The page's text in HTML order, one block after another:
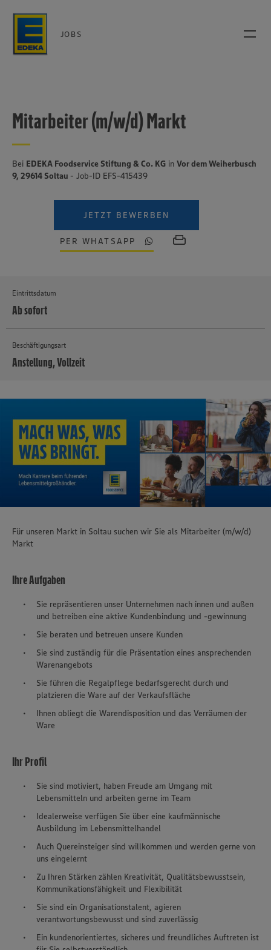
JOBS
Mitarbeiter (m/w/d) Markt
Bei EDEKA Foodservice Stiftung & Co. KG in Vor dem Weiherbusch
9, 29614 Soltau - Job-ID EFS-415439
JETZT BEWERBEN
PER WHATSAPP
Eintrittsdatum
Ab sofort
Beschäftigungsart
Anstellung, Vollzeit
Für unseren Markt in Soltau suchen wir Sie als Mitarbeiter (m/w/d)
Markt
Ihre Aufgaben
Sie repräsentieren unser Unternehmen nach innen und außen
und betreiben eine aktive Kundenbindung und -gewinnung
Sie beraten und betreuen unsere Kunden
Sie sind zuständig für die Präsentation eines ansprechenden
Warenangebots
Sie führen die Regalpflege bedarfsgerecht durch und
platzieren die Ware auf der Verkaufsfläche
Ihnen obliegt die Warendisposition und das Verräumen der
Ware
Ihr Profil
Sie sind motiviert, haben Freude am Umgang mit
Lebensmitteln und arbeiten gerne im Team
Idealerweise verfügen Sie über eine kaufmännische
Ausbildung im Lebensmittelhandel
Auch Quereinsteiger sind willkommen und werden gerne von
uns eingelernt
Zu Ihren Stärken zählen Kreativität, Qualitätsbewusstsein,
Kommunikationsfähigkeit und Flexibilität
Sie sind ein Organisationstalent, agieren
verantwortungsbewusst und sind zuverlässig
Ein kundenorientiertes, sicheres und freundliches Auftreten ist